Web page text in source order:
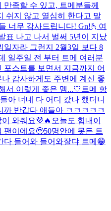
족할 수 있고, 트메분들께
쉬지 않고 열심히 한다고 말
너무 감사드립니다! Gn!🫰 여
표 나고 나서 벌써 5년이 지났
일자라 그런지 2월3일 보다 8
일주일 전 부터 트메 여러분
포스트를 보면서 지금까지 어
감사하게도 주변에 계신 좋
서 이렇게 좋은 멤...🤍트메 항
아 너네 다 어디 갔나 했더니
반갑다 애들아 ㅋㅋㅋㅋㅋ
와줘요💜🔥 오늘도 힘내 이
팬이에요🥹50명안에 못든 트
다 들어와 들어와잘댜 트메😁